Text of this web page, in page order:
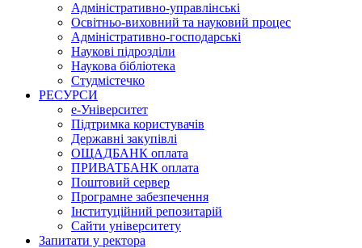
Адміністративно-управлінські
Освітньо-виховний та науковий процес
Адміністративно-господарські
Наукові підрозділи
Наукова бібліотека
Студмістечко
РЕСУРСИ
е-Університет
Підтримка користувачів
Державні закупівлі
ОЩАДБАНК оплата
ПРИВАТБАНК оплата
Поштовий сервер
Програмне забезпечення
Інституційний репозитарій
Сайти університету
Запитати у ректора